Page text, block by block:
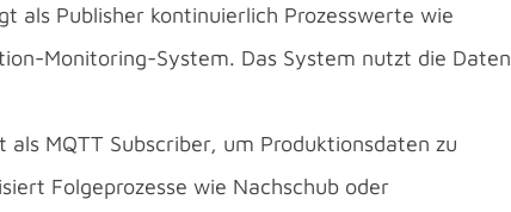
als Publisher kontinuierlich Prozesswerte wie
Monitoring-System. Das System nutzt die Daten
als MQTT Subscriber, um Produktionsdaten zu
Folgeprozesse wie Nachschub oder